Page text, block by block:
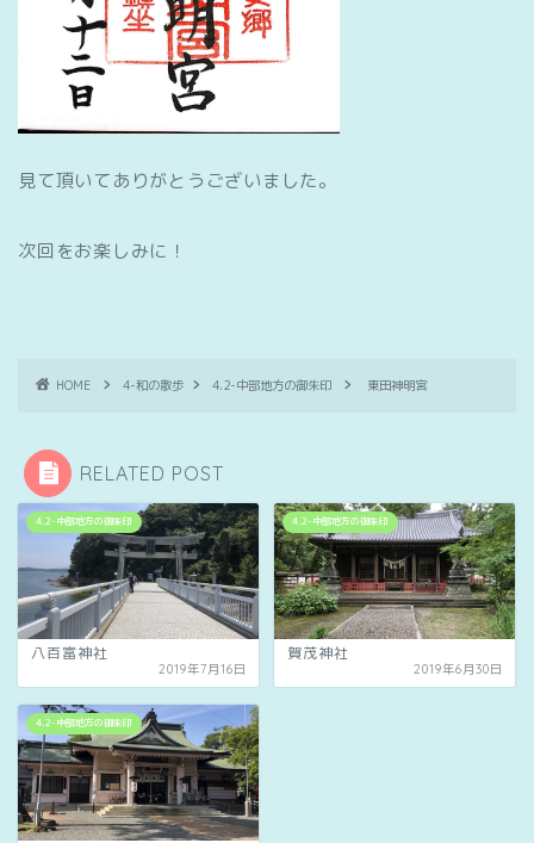
見て頂いてありがとうございました。
次回をお楽しみに！
HOME 4-和の散歩 4.2-中部地方の御朱印 東田神明宮
RELATED POST
4.2-中部地方の御朱印
八百富神社
2019年7月16日
4.2-中部地方の御朱印
賀茂神社
2019年6月30日
4.2-中部地方の御朱印